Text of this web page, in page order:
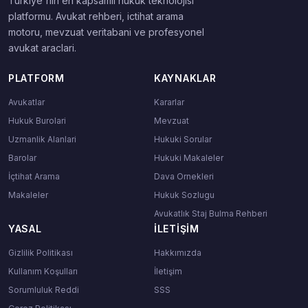
platformu. Avukat rehberi, ictihat arama
motoru, mevzuat veritabani ve profesyonel
avukat araclari.
PLATFORM
Avukatlar
Hukuk Burolari
Uzmanlik Alanlari
Barolar
İçtihat Arama
Makaleler
KAYNAKLAR
Kararlar
Mevzuat
Hukuki Sorular
Hukuki Makaleler
Dava Ornekleri
Hukuk Sozlugu
Avukatlık Staj Bulma Rehberi
YASAL
Gizlilik Politikası
Kullanım Koşulları
Sorumluluk Reddi
İLETIŞIM
Hakkımızda
İletişim
SSS